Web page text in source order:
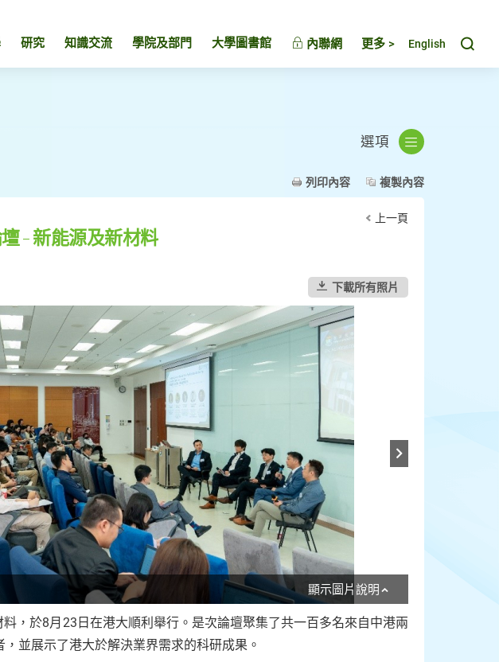
研究 知識交流 學院及部門 大學圖書館 內聯網 更多 > English
選項
列印內容 複製內容
上一頁
– 新能源及新材料
下載所有照片
顯示圖片說明
，於8月23日在港大順利舉行。是次論壇聚集了共一百多名來自中港兩
並展示了港大於解決業界需求的科研成果。